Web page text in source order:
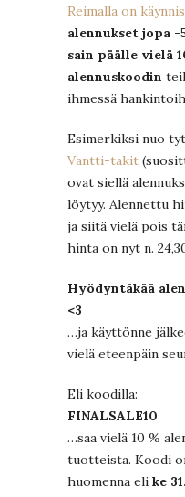
Reimalla on
alennukset jopa -
sain päälle vielä
alennuskoodin
ihmessä
Esimerkiksi nuo
Vantti-takit
ovat siellä
löytyy. Alennettu
ja siitä vielä pois
hinta on nyt n.
Hyödyntäkää
<3
…ja käyttönne
vielä eteenpäin
Eli koodilla:
FINALSALE10
…saa vielä 10 %
tuotteista. Koodi
huomenna eli ke